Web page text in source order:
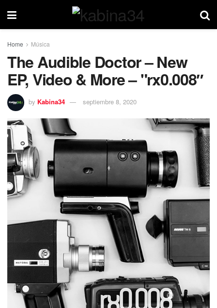
Home Música
The Audible Doctor – New
EP, Video & More – "rx0.008″
by Kabina34 septiembre 8, 2020